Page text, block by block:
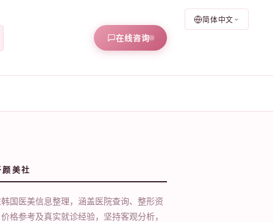
简体中文
在线咨询
颜美社
国医美信息整理，涵盖医院查询、整形资
格参考及真实就诊经验，坚持客观分析，